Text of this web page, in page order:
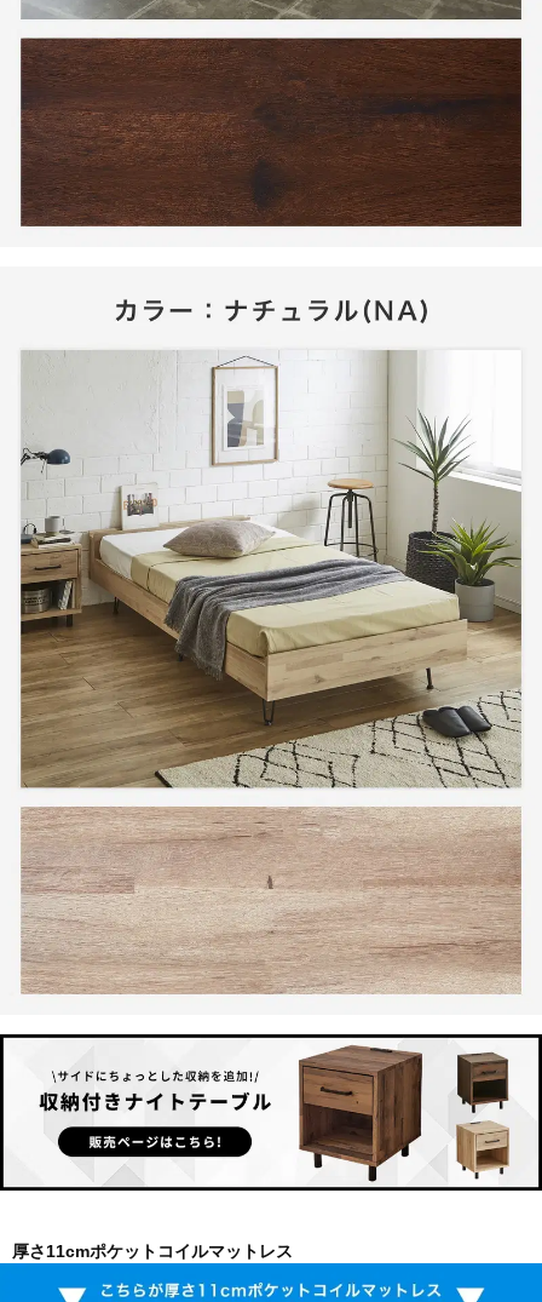
厚さ11cmポケットコイルマットレス